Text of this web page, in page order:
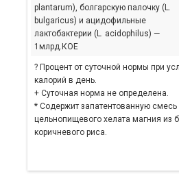
plantarum), болгарскую палочку (L.
bulgaricus) и ацидофильные
лактобактерии (L. acidophilus) —
1млрд.КОЕ
? Процент от суточной нормы при
калорий в день.
+ Суточная норма не определена.
* Содержит запатентованную смесь
цельнопищевого хелата магния из
коричневого риса.